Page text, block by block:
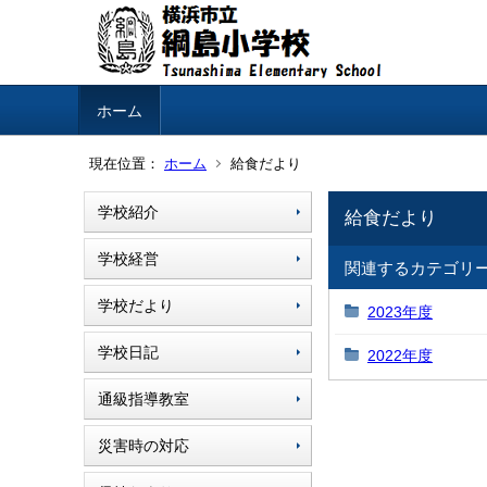
ホーム
現在位置： ホーム 給食だより
学校紹介
学校経営
学校だより
学校日記
通級指導教室
災害時の対応
給食だより
関連するカテゴリ
2023年度
2022年度